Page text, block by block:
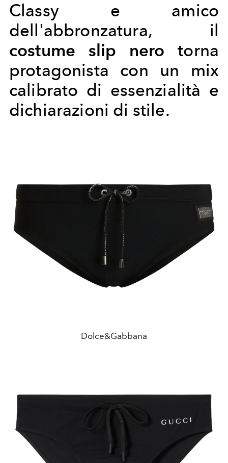
Classy e amico
dell'abbronzatura, il
costume slip nero torna
protagonista con un mix
calibrato di essenzialità e
dichiarazioni di stile.
Dolce&Gabbana